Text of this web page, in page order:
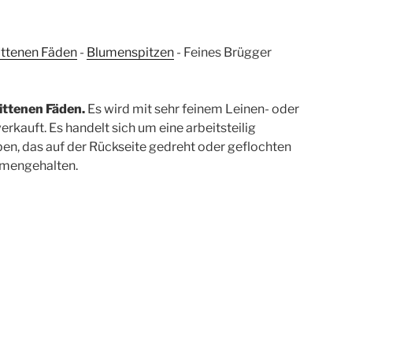
Fäden - Blumenspitzen - Feines Brügger
Fäden. Es wird mit sehr feinem Leinen- oder
Es handelt sich um eine arbeitsteilig
das auf der Rückseite gedreht oder geflochten